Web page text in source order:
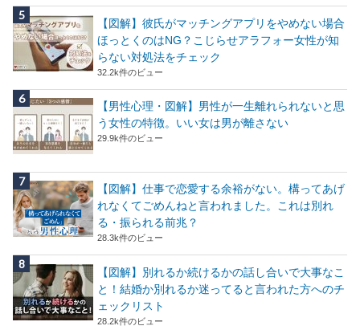
【図解】彼氏がマッチングアプリをやめない場合
ほっとくのはNG？こじらせアラフォー女性が知
らない対処法をチェック
32.2k件のビュー
【男性心理・図解】男性が一生離れられないと思
う女性の特徴。いい女は男が離さない
29.9k件のビュー
【図解】仕事で恋愛する余裕がない。構ってあげ
れなくてごめんねと言われました。これは別れ
る・振られる前兆？
28.3k件のビュー
【図解】別れるか続けるかの話し合いで大事なこ
と！結婚か別れるか迷ってると言われた方へのチ
ェックリスト
28.2k件のビュー